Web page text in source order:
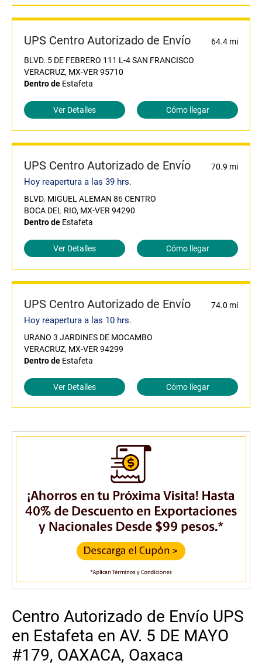
UPS Centro Autorizado de Envío
64.4 mi
BLVD. 5 DE FEBRERO 111 L-4 SAN FRANCISCO
VERACRUZ, MX-VER 95710
Dentro de Estafeta
Ver Detalles Cómo llegar
UPS Centro Autorizado de Envío 70.9 mi
Hoy reapertura a las 39 hrs.
BLVD. MIGUEL ALEMAN 86 CENTRO
BOCA DEL RIO, MX-VER 94290
Dentro de Estafeta
Ver Detalles Cómo llegar
UPS Centro Autorizado de Envío 74.0 mi
Hoy reapertura a las 10 hrs.
URANO 3 JARDINES DE MOCAMBO
VERACRUZ, MX-VER 94299
Dentro de Estafeta
Ver Detalles Cómo llegar
Centro Autorizado de Envío UPS
en Estafeta en AV. 5 DE MAYO
#179, OAXACA, Oaxaca